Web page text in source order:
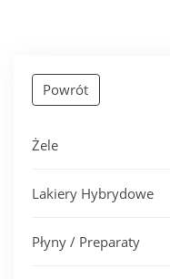
Powrót
Żele
Lakiery Hybrydowe
Płyny / Preparaty